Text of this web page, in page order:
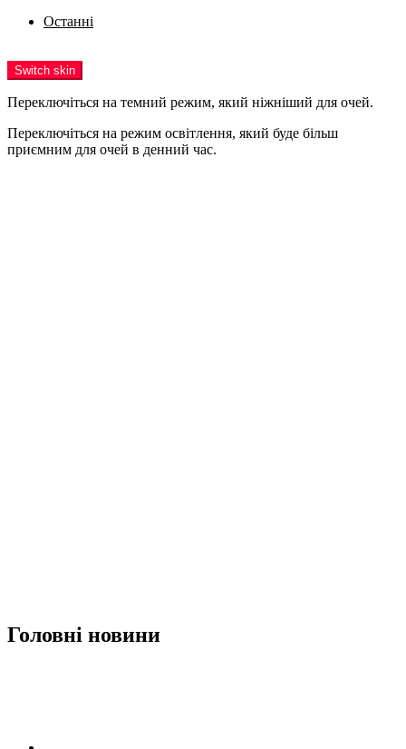
Останні
Switch skin
Переключіться на темний режим, який ніжніший для очей.
Переключіться на режим освітлення, який буде більш
приємним для очей в денний час.
Головні новини